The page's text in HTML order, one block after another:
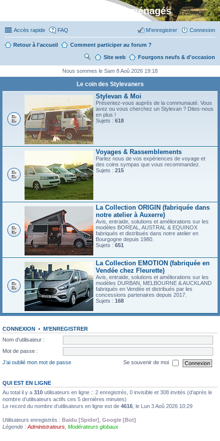
Stylevan - Vans aménagés
Accès rapide FAQ Connexion
M’enregistrer
Retour à l'accueil Comment participer au forum ?
Fourgons neufs & d'occasion
Site web
R
ec
ch
er
Nous sommes le Sam 8 Aoû 2026 19:18
Le coin des Stylevaners
Stylevan & Moi
Présentez-vous auprès de la communauté. Vous
avez ou vous cherchez un Stylevan ? Dites-nous
en plus !
Sujets : 618
Voyages & Rassemblements
Parlez nous de vos expériences de voyage et
des coins sympas que vous recommandez.
Sujets : 215
La Collection ORIGIN (fabriquée dans
notre atelier à Auxerre)
Avis, entraide, solutions et améliorations sur les
modèles BOREAL, AUSTRAL & EQUINOX
fabriqués et distribués dans notre atelier en
Bourgogne depuis 1980.
Sujets : 651
La Collection EMOTION (fabriquée en
Vendée chez Fleurette)
Avis, entraide, solutions et améliorations sur les
modèles DURBAN, MELBOURNE & AUCKLAND
fabriqués en Vendée et distribués par les
concessions partenaires depuis 2017.
Sujets : 168
CONNEXION • M’ENREGISTRER
Nom d’utilisateur :
Mot de passe :
J’ai oublié mon mot de passe
Se souvenir de moi
QUI EST EN LIGNE
Au total il y a 310 utilisateurs en ligne :: 2 enregistrés, 0 invisible et 308 invités (d’après le
nombre d’utilisateurs actifs ces 5 dernières minutes)
Le record du nombre d’utilisateurs en ligne est de 4616 , le Lun 3 Aoû 2026 10:29
Utilisateurs enregistrés : Baidu [Spider] Google [Bot]
Légende : Administrateurs Modérateurs globaux